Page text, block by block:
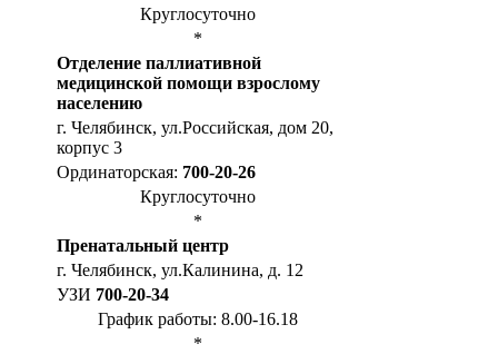
Круглосуточно
*
Отделение паллиативной
медицинской помощи взрослому
населению
г. Челябинск, ул.Российская, дом 20,
корпус 3
Ординаторская: 700-20-26
Круглосуточно
*
Пренатальный центр
г. Челябинск, ул.Калинина, д. 12
УЗИ 700-20-34
График работы: 8.00-16.18
*